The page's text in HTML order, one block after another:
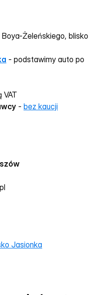
Boya-Żeleńskiego, blisko
- podstawimy auto po
VAT
- bez kaucji
Jasionka